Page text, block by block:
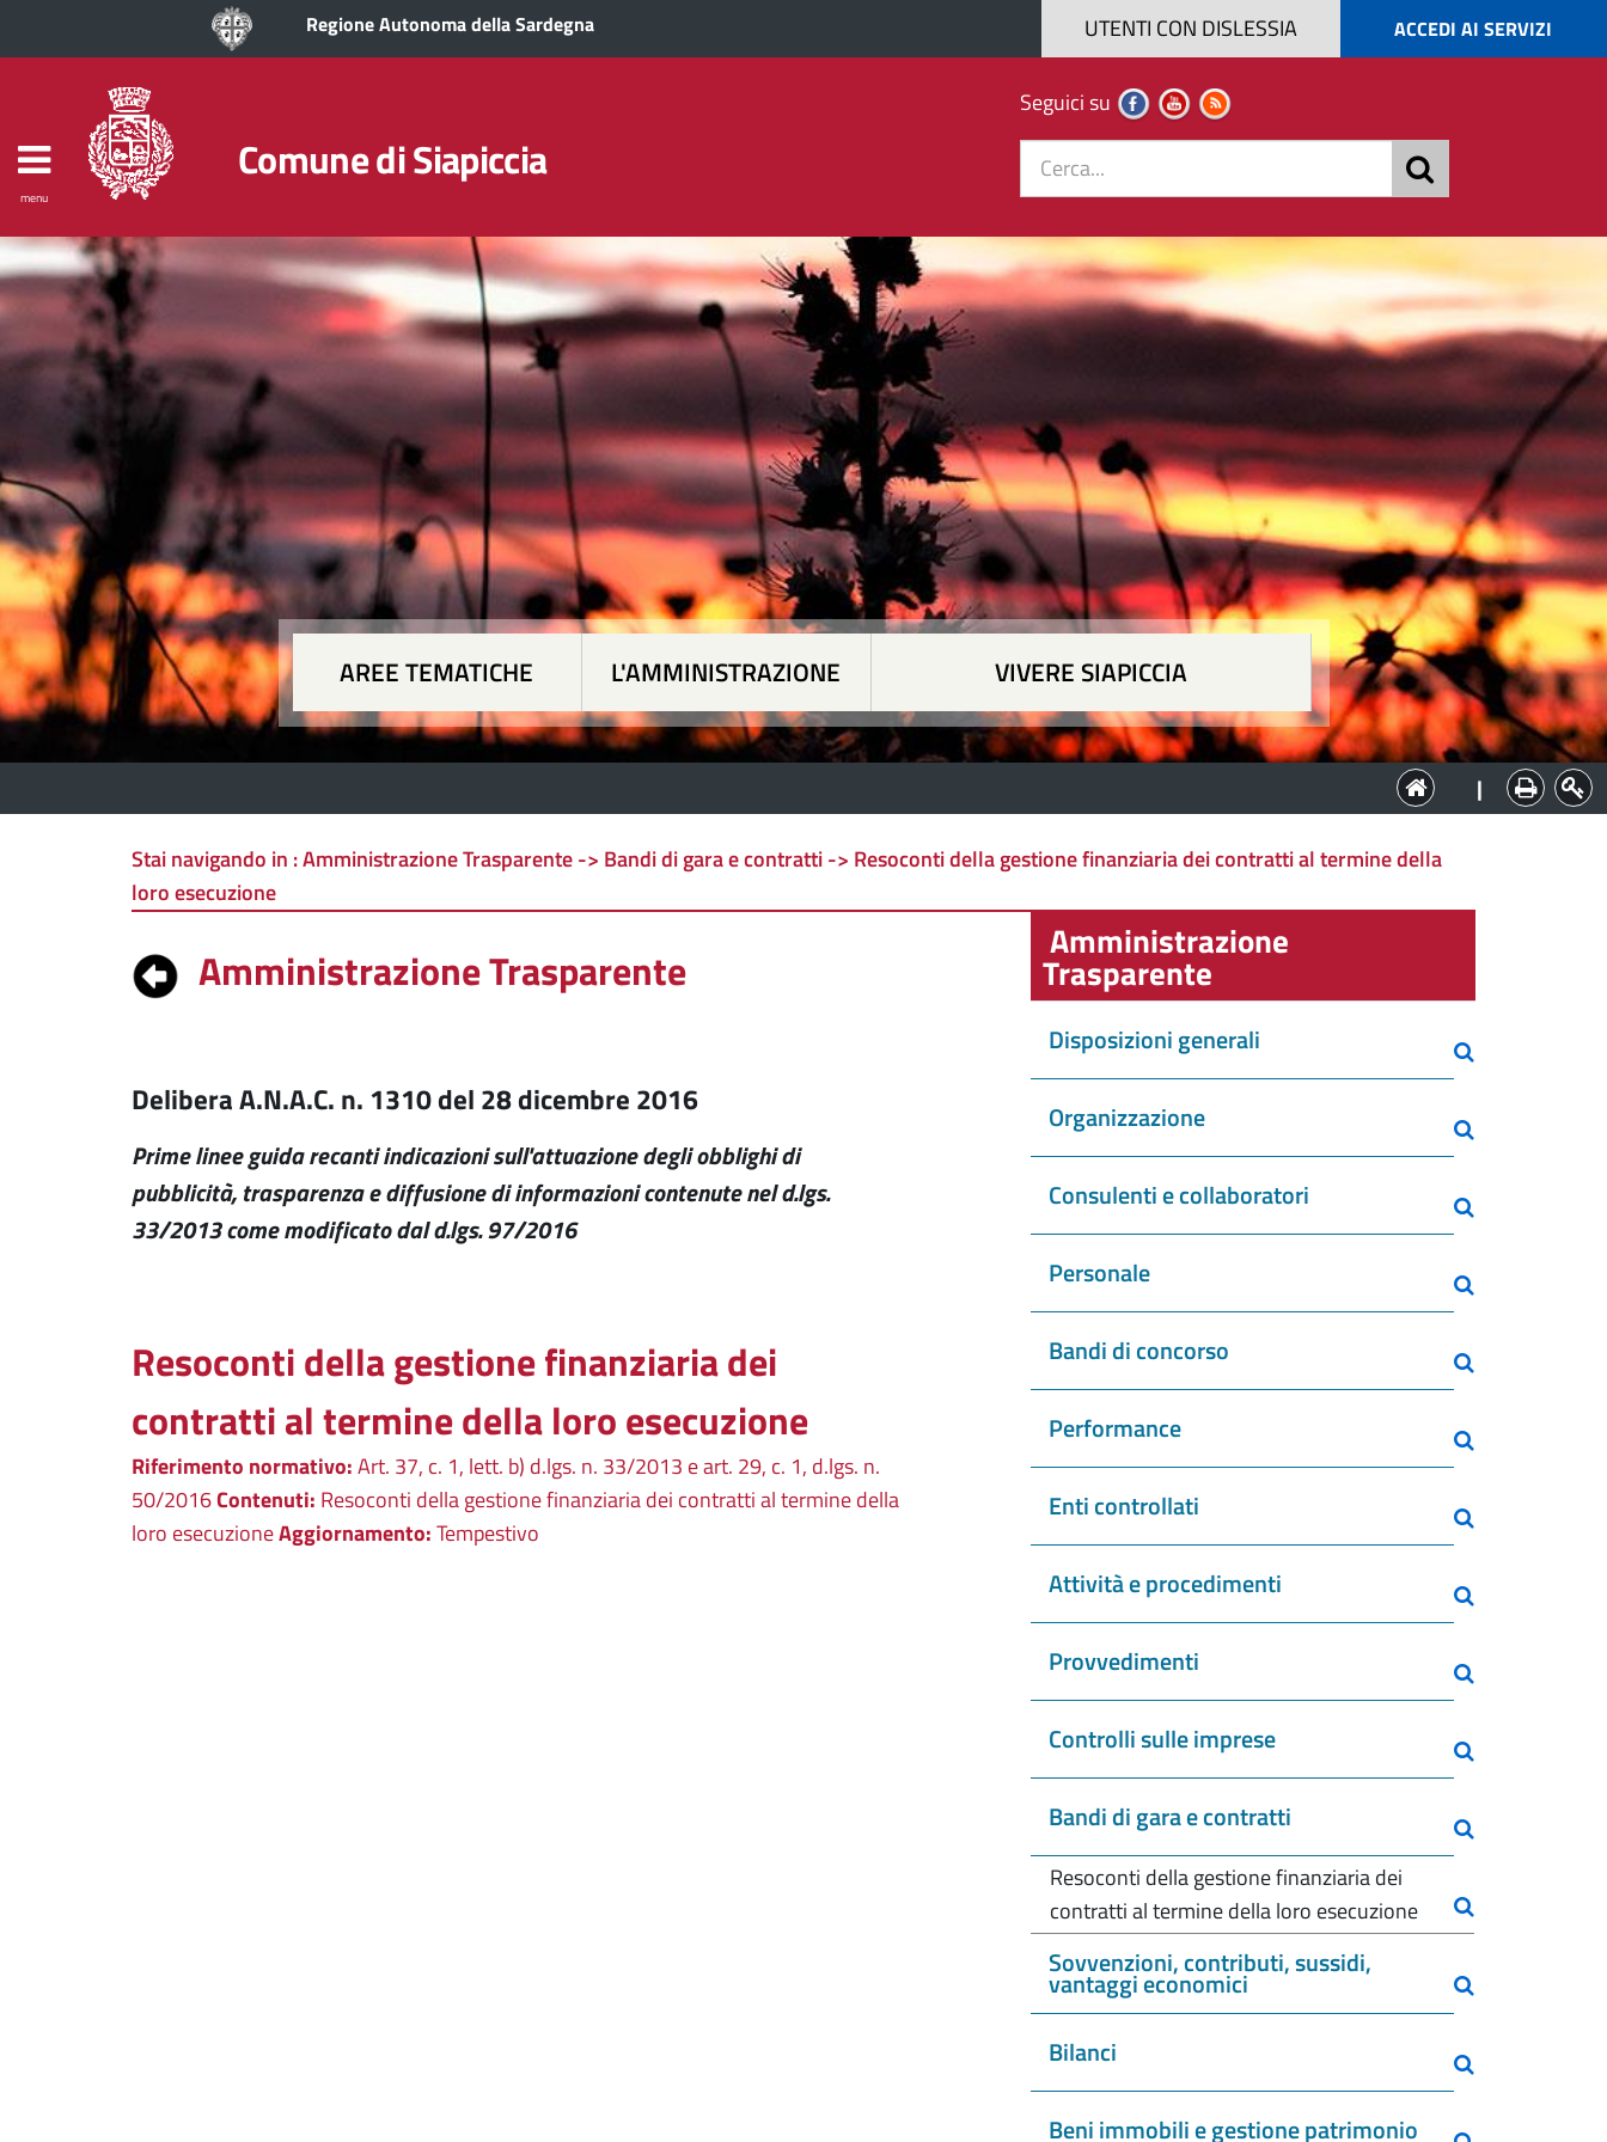
Regione Autonoma della Sardegna ACCEDI AI SERVIZI
UTENTI CON DISLESSIA
menu
Comune di Siapiccia
Seguici su
AREE TEMATICHE L'AMMINISTRAZIONE VIVERE SIAPICCIA
|
Stai navigando in :Amministrazione Trasparente -> Bandi di gara e contratti -> Resoconti della gestione finanziaria dei contratti al termine della
loro esecuzione
Amministrazione Trasparente
Delibera A.N.A.C. n. 1310 del 28 dicembre 2016
Prime linee guida recanti indicazioni sull'attuazione degli obblighi di
pubblicità, trasparenza e diffusione di informazioni contenute nel d.lgs.
33/2013 come modificato dal d.lgs. 97/2016
Resoconti della gestione finanziaria dei
contratti al termine della loro esecuzione
Riferimento normativo:Art. 37, c. 1, lett. b) d.lgs. n. 33/2013 e art. 29, c. 1, d.lgs. n.
50/2016Contenuti: Resoconti della gestione finanziaria dei contratti al termine della
loro esecuzioneAggiornamento:Tempestivo
Amministrazione
Trasparente
Disposizioni generali
Organizzazione
Consulenti e collaboratori
Personale
Bandi di concorso
Performance
Enti controllati
Attività e procedimenti
Provvedimenti
Controlli sulle imprese
Bandi di gara e contratti
Resoconti della gestione finanziaria dei
contratti al termine della loro esecuzione
Sovvenzioni, contributi, sussidi,
vantaggi economici
Bilanci
Beni immobili e gestione patrimonio